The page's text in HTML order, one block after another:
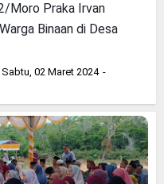
Moro Praka Irvan
Binaan di Desa
Sabtu, 02 Maret 2024